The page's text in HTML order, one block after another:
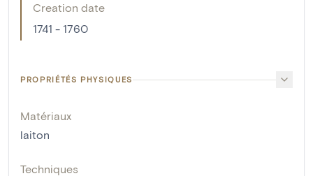
Creation date
1741 - 1760
PROPRIÉTÉS PHYSIQUES
Matériaux
laiton
Techniques